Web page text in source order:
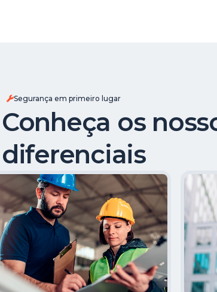
Segurança em primeiro lugar
Conheça os
diferenciais